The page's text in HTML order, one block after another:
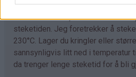
kanelboller, skolebrød, kringle og
Eneste du må tilpasse er
steketiden. Jeg foretrekker å
230°C. Lager du kringler eller
sannsynligvis litt ned i temperatur
da trenger lenge steketid for å bli